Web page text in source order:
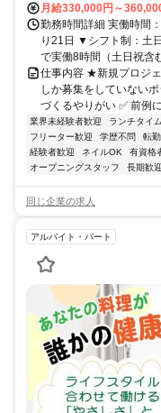
月給330,000円～
勤務時間詳細 実働時間
り21日 ▼シフト制：土
で実働8時間（土日祝含
仕事内容 ★新規プロジ
しか募集をしていない
づくるやりがい ✅ 前例
業界未経験者歓迎 ランチタイム
フリーター歓迎
学歴不問 転勤
経験者歓迎
ネイルOK 有資格
オープニングスタッフ
長期歓迎
同じ企業の求人
アルバイト・パート